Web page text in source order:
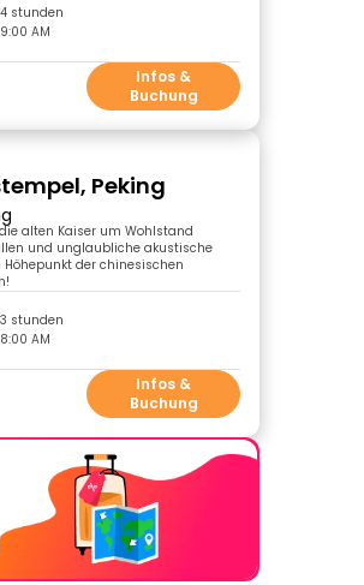
4 stunden
9:00 AM
Infos &
Buchung
Peking
alten Kaiser um Wohlstand
und unglaubliche akustische
Höhepunkt der chinesischen
3 stunden
8:00 AM
Infos &
Buchung